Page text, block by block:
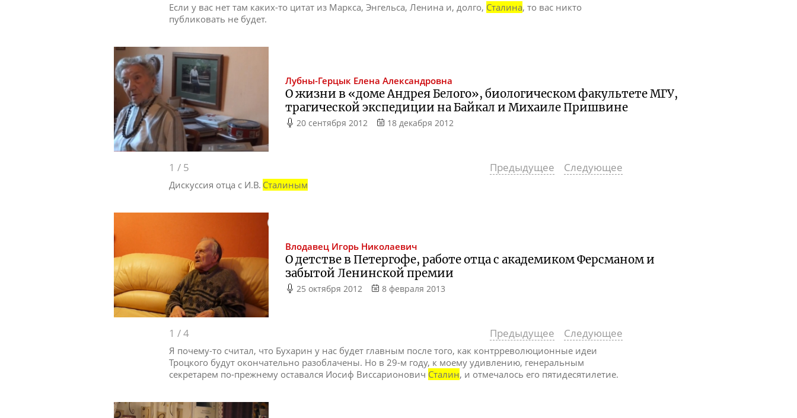
Если у вас нет там каких-то цитат из Маркса, Энгельса, Ленина и, долго, Сталина, то вас никто
публиковать не будет.
Лубны-Герцык Елена Александровна
О жизни в «доме Андрея Белого», биологическом факультете МГУ,
трагической экспедиции на Байкал и Михаиле Пришвине
20 сентября 2012 18 декабря 2012
1 / 5 Предыдущее Следующее
Дискуссия отца с И.В. Сталиным
Влодавец Игорь Николаевич
О детстве в Петергофе, работе отца с академиком Ферсманом и
забытой Ленинской премии
25 октября 2012 8 февраля 2013
1 /4 Предыдущее Следующее
Я почему-то считал, что Бухарин у нас будет главным после того, как контрреволюционные идеи
Троцкого будут окончательно разоблачены. Но в 29-м году, к моему удивлению, генеральным
секретарем по-прежнему оставался Иосиф Виссарионович Сталин, и отмечалось его пятидесятилетие.